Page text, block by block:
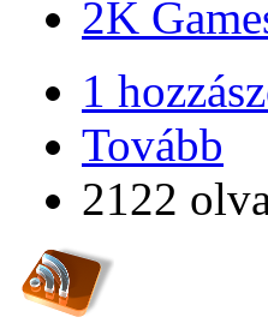
2K
1
Tovább
2122